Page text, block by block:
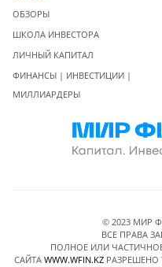
ОБЗОРЫ
ШКОЛА ИНВЕСТОРА
ЛИЧНЫЙ КАПИТАЛ
ФИНАНСЫ | ИНВЕСТИЦИИ |
МИЛЛИАРДЕРЫ
© 2023 МИР
ВСЕ ПРАВА
ПОЛНОЕ ИЛИ
САЙТА WWW.WFIN.KZРАЗРЕШЕНО